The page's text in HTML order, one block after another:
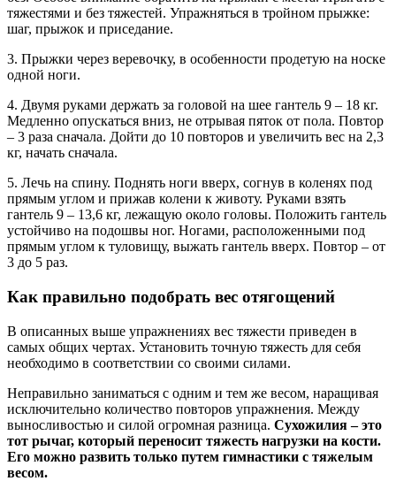
тяжестями и без тяжестей. Упражняться в тройном прыжке:
шаг, прыжок и приседание.
3. Прыжки через веревочку, в особенности продетую на носке
одной ноги.
4. Двумя руками держать за головой на шее гантель 9 – 18 кг.
Медленно опускаться вниз, не отрывая пяток от пола. Повтор
– 3 раза сначала. Дойти до 10 повторов и увеличить вес на 2,3
кг, начать сначала.
5. Лечь на спину. Поднять ноги вверх, согнув в коленях под
прямым углом и прижав колени к животу. Руками взять
гантель 9 – 13,6 кг, лежащую около головы. Положить гантель
устойчиво на подошвы ног. Ногами, расположенными под
прямым углом к туловищу, выжать гантель вверх. Повтор – от
3 до 5 раз.
Как правильно подобрать вес отягощений
В описанных выше упражнениях вес тяжести приведен в
самых общих чертах. Установить точную тяжесть для себя
необходимо в соответствии со своими силами.
Неправильно заниматься с одним и тем же весом, наращивая
исключительно количество повторов упражнения. Между
выносливостью и силой огромная разница. Сухожилия – это
тот рычаг, который переносит тяжесть нагрузки на кости.
Его можно развить только путем гимнастики с тяжелым
весом.